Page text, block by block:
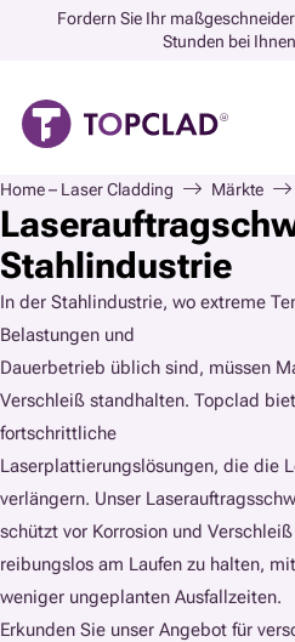
Fordern Sie Ihr
Stunden bei
Home – Laser Cladding Märkte
Stahlindustrie
In der Stahlindustrie, wo extreme
Belastungen und
Dauerbetrieb üblich sind, müssen
Verschleiß standhalten. Topclad
fortschrittliche
Laserplattierungslösungen, die die
verlängern. Unser
schützt vor Korrosion und
reibungslos am Laufen zu halten,
weniger ungeplanten Ausfallzeiten.
Erkunden Sie unser Angebot für